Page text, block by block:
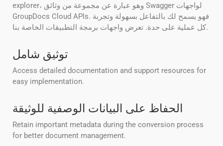
explorer، وهو عبارة عن مجموعة من وثائق Swagger لواجهات
GroupDocs Cloud APIs. فهو يسمح لك بالتفاعل بسهولة وتجربة
كل عملية على حدة. تعرض واجهات برمجة التطبيقات الخاصة بنا.
توثيق شامل
Access detailed documentation and support resources for
easy implementation.
الحفاظ على البيانات الوصفية للوثيقة
Retain important metadata during the conversion process
for better document management.